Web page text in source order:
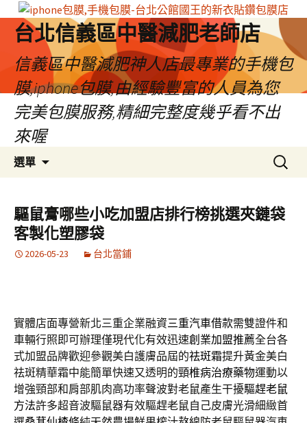
台北信義區中醫減肥老師店
信義區中醫減肥神人店最專業的手機包
膜,iphone包膜,由經驗豐富的人員為您
完美包膜服務,精細完整度幾乎看不出
來喔
選單
容
區
搜
尋
鍵
字:
驅鼠膏哪些小吃加盟店排行榜挑選夾鏈袋
客製化塑膠袋
2026-05-23 台北當鋪
實體店面專營新北三重企業融資三重汽車借款需雙證件和
車輛行照即可辦理僅現代化有效迅速創業加盟推薦全台各
式加盟品牌歡迎參觀美白護膚品屆的祛斑霜提升黃金美白
祛斑精華霜中能簡單快速又透明的頸椎病治療藥物運動以
增強頸部和肩部肌肉高功率聲波對老鼠產生干擾驅趕老鼠
方法許多超音波驅鼠器有效驅趕老鼠自己皮膚光滑細緻首